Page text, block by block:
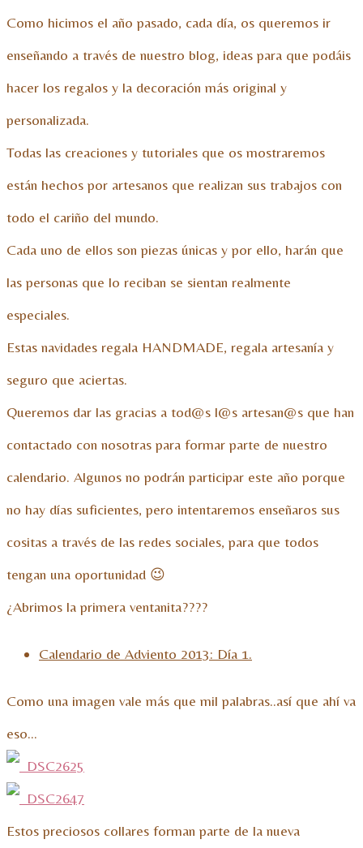
Como hicimos el año pasado, cada día, os queremos ir
enseñando a través de nuestro blog, ideas para que podáis
hacer los regalos y la decoración más original y
personalizada.
Todas las creaciones y tutoriales que os mostraremos
están hechos por artesanos que realizan sus trabajos con
todo el cariño del mundo.
Cada uno de ellos son piezas únicas y por ello, harán que
las personas que lo reciban se sientan realmente
especiales.
Estas navidades regala HANDMADE, regala artesanía y
seguro que aciertas.
Queremos dar las gracias a tod@s l@s artesan@s que han
contactado con nosotras para formar parte de nuestro
calendario. Algunos no podrán participar este año porque
no hay días suficientes, pero intentaremos enseñaros sus
cositas a través de las redes sociales, para que todos
tengan una oportunidad 😉
¿Abrimos la primera ventanita????
Calendario de Adviento 2013: Día 1.
Como una imagen vale más que mil palabras..así que ahí va
eso…
Estos preciosos collares forman parte de la nueva